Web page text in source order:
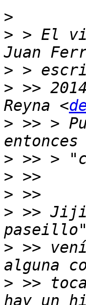
>
> > El
>
> >>
Reyna <
> >> >
>
>
>
> >>
> >>
> >>